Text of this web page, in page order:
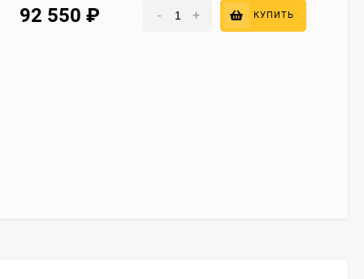
92 550 - + КУПИТЬ